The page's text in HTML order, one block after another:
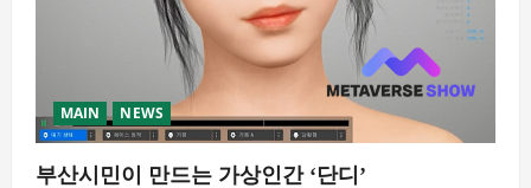
MAIN NEWS
부산시민이 만드는 가상인간 ‘단디’